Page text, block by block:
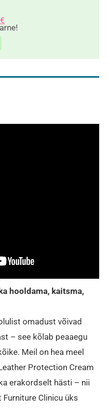
€
hooldama, kaitsma,
omadust võivad
– see kõlab peaaegu
Meil on hea meel
Protection Cream
erakordselt hästi – nii
Clinicu üks